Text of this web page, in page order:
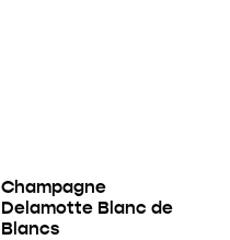
Champagne
Delamotte Blanc de
Blancs